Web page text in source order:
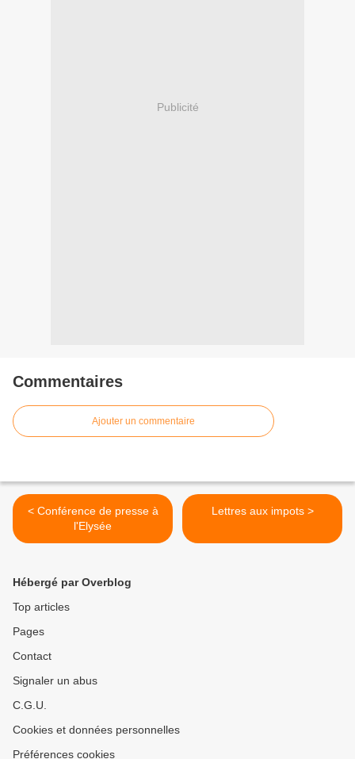
Publicité
Commentaires
Ajouter un commentaire
< Conférence de presse à
l'Elysée
Lettres aux impots >
Hébergé par Overblog
Top articles
Pages
Contact
Signaler un abus
C.G.U.
Cookies et données personnelles
Préférences cookies